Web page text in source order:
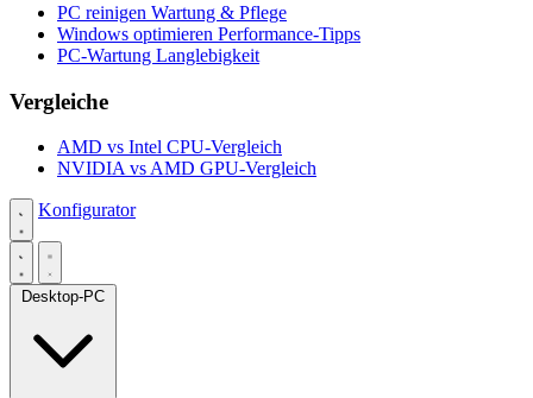
PC reinigen Wartung & Pflege
Windows optimieren Performance-Tipps
PC-Wartung Langlebigkeit
Vergleiche
AMD vs Intel CPU-Vergleich
NVIDIA vs AMD GPU-Vergleich
Konfigurator
Desktop-PC